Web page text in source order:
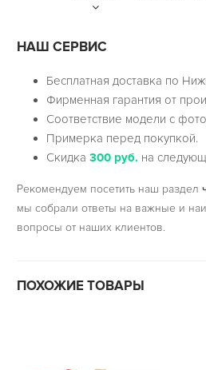
НАШ СЕРВИС
Бесплатная доставка по
Фирменная гарантия от
Соответствие модели с
Примерка перед покупкой.
Скидка300 руб. на
Рекомендуем посетить наш раздел
мы собрали ответы на важные и
вопросы от наших клиентов.
ПОХОЖИЕ ТОВАРЫ